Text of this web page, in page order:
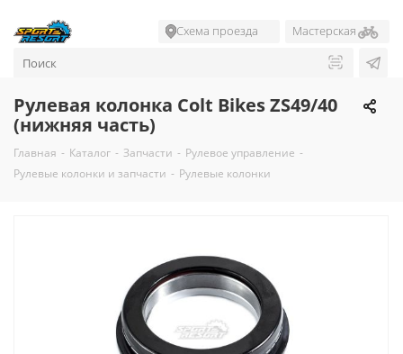
Схема проезда Мастерская
Рулевая колонка Colt Bikes ZS49/40
(нижняя часть)
Главная - Каталог - Запчасти - Рулевое управление -
Рулевые колонки и запчасти - Рулевые колонки